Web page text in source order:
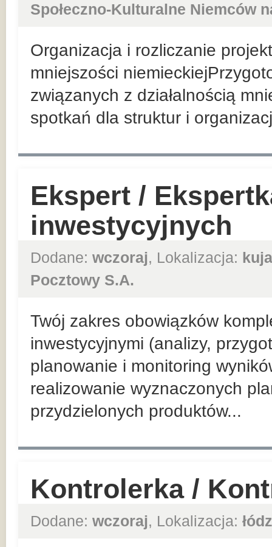
Społeczno-Kulturalne Niemców
Organizacja i rozliczanie
mniejszości
związanych z działalnością
spotkań dla struktur i
Ekspert /
inwestycyjnych
Dodane: wczoraj, Lokalizacja:
Pocztowy S.A.
Twój zakres obowiązków
inwestycyjnymi (analizy,
planowanie i monitoring
realizowanie wyznaczonych
przydzielonych produktów...
Kontrolerka /
Dodane: wczoraj, Lokalizacja: